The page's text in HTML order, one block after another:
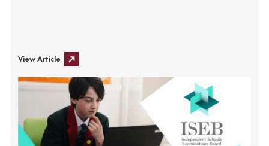
View Article